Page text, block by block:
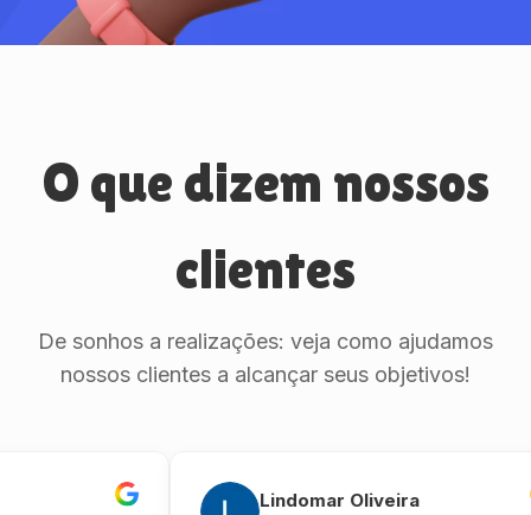
O que dizem nossos
clientes
De sonhos a realizações: veja como ajudamos
nossos clientes a alcançar seus objetivos!
Lindomar Oliveira